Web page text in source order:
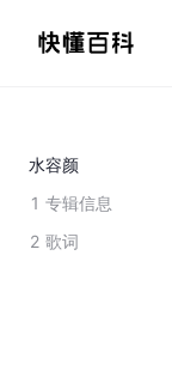
水容颜
1 专辑信息
2 歌词